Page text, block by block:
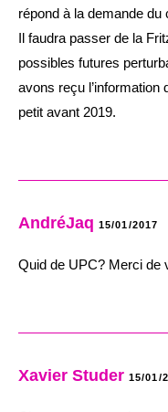
répond à la demande
Il faudra passer de la
possibles futures
avons reçu
petit avant 2019.
AndréJaq 15/01/2017
Quid de UPC? Merci de
Xavier Studer 15/01/